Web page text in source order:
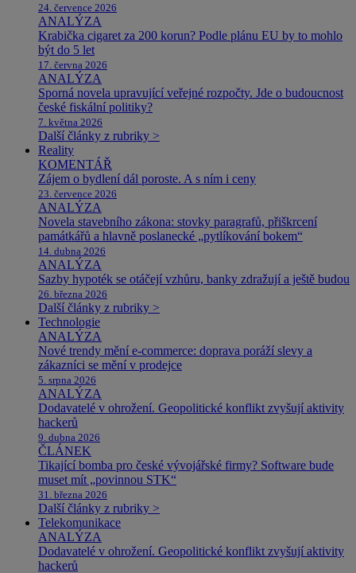
24. července 2026
ANALÝZA
Krabička cigaret za 200 korun? Podle plánu EU by to mohlo
být do 5 let
17. června 2026
ANALÝZA
Sporná novela upravující veřejné rozpočty. Jde o budoucnost
české fiskální politiky?
7. května 2026
Další články z rubriky >
Reality
KOMENTÁŘ
Zájem o bydlení dál poroste. A s ním i ceny
23. července 2026
ANALÝZA
Novela stavebního zákona: stovky paragrafů, přiškrcení
památkářů a hlavně poslanecké „pytlíkování bokem“
14. dubna 2026
ANALÝZA
Sazby hypoték se otáčejí vzhůru, banky zdražují a ještě budou
26. března 2026
Další články z rubriky >
Technologie
ANALÝZA
Nové trendy mění e-commerce: doprava poráží slevy a
zákazníci se mění v prodejce
5. srpna 2026
ANALÝZA
Dodavatelé v ohrožení. Geopolitické konflikt zvyšují aktivity
hackerů
9. dubna 2026
ČLÁNEK
Tikající bomba pro české vývojářské firmy? Software bude
muset mít „povinnou STK“
31. března 2026
Další články z rubriky >
Telekomunikace
ANALÝZA
Dodavatelé v ohrožení. Geopolitické konflikt zvyšují aktivity
hackerů